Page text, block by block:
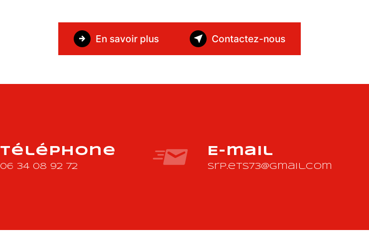
En savoir plus Contactez-nous
Téléphone
06 34 08 92 72
E-mail
srp.ets73@gmail.com